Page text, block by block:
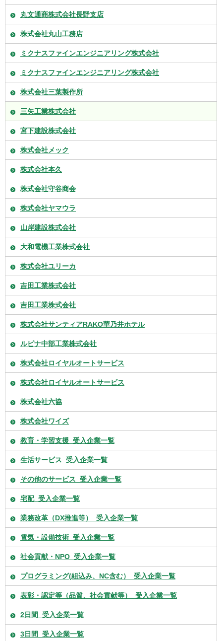
丸文通商株式会社長野支店
株式会社丸山工務店
ミクナスファインエンジニアリング株式会社
ミクナスファインエンジニアリング株式会社
株式会社三葉製作所
三矢工業株式会社
宮下建設株式会社
株式会社メック
株式会社本久
株式会社守谷商会
株式会社ヤマウラ
山岸建設株式会社
大和電機工業株式会社
株式会社ユリーカ
吉田工業株式会社
吉田工業株式会社
株式会社サンティアRAKO華乃井ホテル
ルピナ中部工業株式会社
株式会社ロイヤルオートサービス
株式会社ロイヤルオートサービス
株式会社六協
株式会社ワイズ
教育・学習支援_受入企業一覧
生活サービス_受入企業一覧
その他のサービス_受入企業一覧
宅配_受入企業一覧
業務改革（DX推進等）_受入企業一覧
電気・設備技術_受入企業一覧
社会貢献・NPO_受入企業一覧
プログラミング(組込み、NC含む）_受入企業一覧
表彰・認定等（品質、社会貢献等）_受入企業一覧
2日間_受入企業一覧
3日間_受入企業一覧